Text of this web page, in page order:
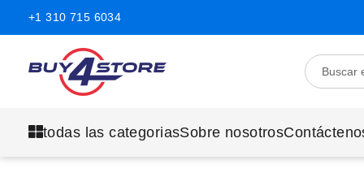
+1 310 715 6034
todas las categoriasSobre nosotros